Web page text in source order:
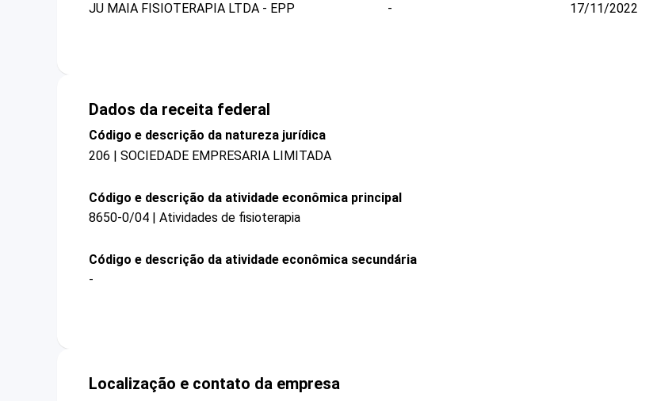
JU MAIA FISIOTERAPIA LTDA - EPP
-
17/11/2022
Dados da receita federal
Código e descrição da natureza jurídica
206 | SOCIEDADE EMPRESARIA LIMITADA
Código e descrição da atividade econômica principal
8650-0/04 | Atividades de fisioterapia
Código e descrição da atividade econômica secundária
-
Localização e contato da empresa